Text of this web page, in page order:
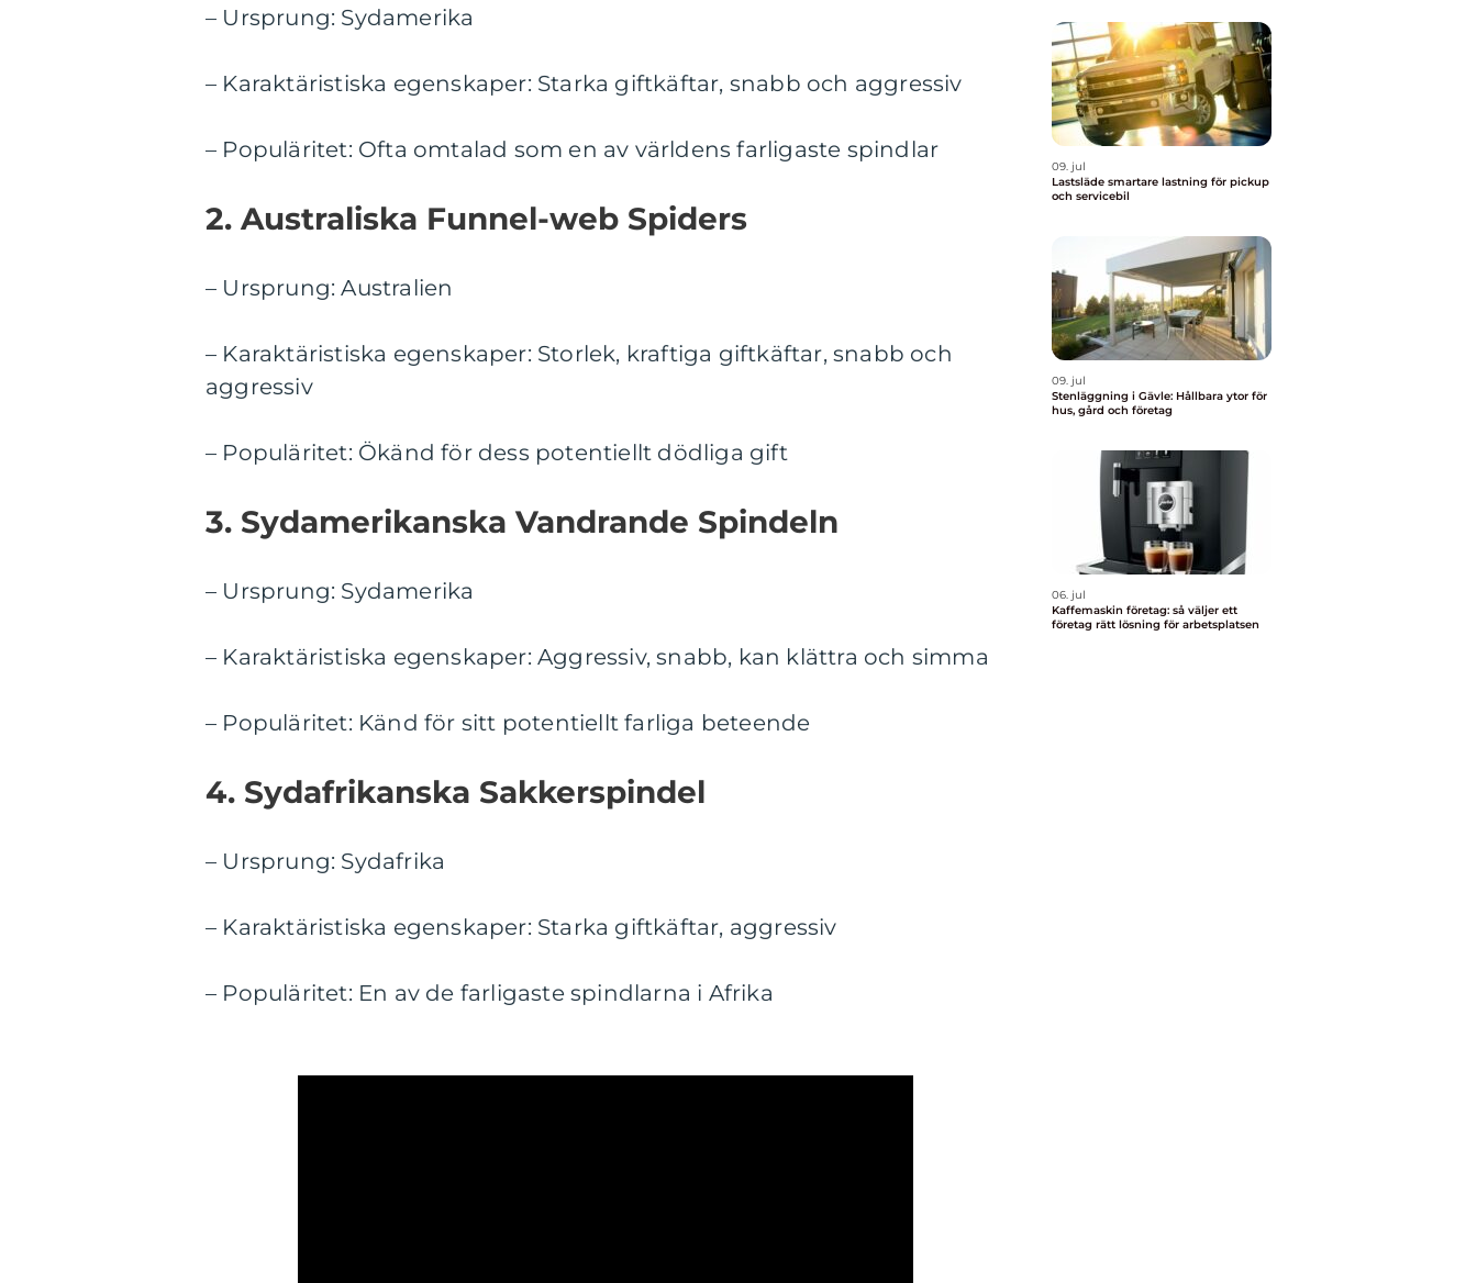
– Ursprung: Sydamerika
– Karaktäristiska egenskaper: Starka giftkäftar, snabb och aggressiv
– Populäritet: Ofta omtalad som en av världens farligaste spindlar
2. Australiska Funnel-web Spiders
– Ursprung: Australien
– Karaktäristiska egenskaper: Storlek, kraftiga giftkäftar, snabb och
aggressiv
– Populäritet: Ökänd för dess potentiellt dödliga gift
3. Sydamerikanska Vandrande Spindeln
– Ursprung: Sydamerika
– Karaktäristiska egenskaper: Aggressiv, snabb, kan klättra och simma
– Populäritet: Känd för sitt potentiellt farliga beteende
4. Sydafrikanska Sakkerspindel
– Ursprung: Sydafrika
– Karaktäristiska egenskaper: Starka giftkäftar, aggressiv
– Populäritet: En av de farligaste spindlarna i Afrika
09. jul
Lastsläde smartare lastning för pickup
och servicebil
09. jul
Stenläggning i Gävle: Hållbara ytor för
hus, gård och företag
06. jul
Kaffemaskin företag: så väljer ett
företag rätt lösning för arbetsplatsen